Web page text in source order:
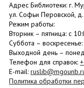
Адрес Библиотеки: г.
ул. Софьи Перовской,
Режим работы:
Вторник – пятница: с
Суббота – воскресенье
Выходной день –
Телефон для справок:
E-mail:
Политика обработки